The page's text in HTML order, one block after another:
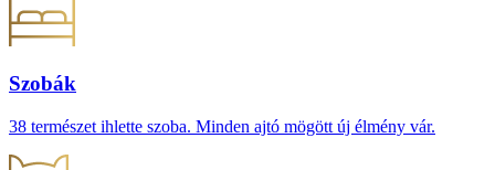
Szobák
38 természet ihlette szoba. Minden ajtó mögött új élmény vár.